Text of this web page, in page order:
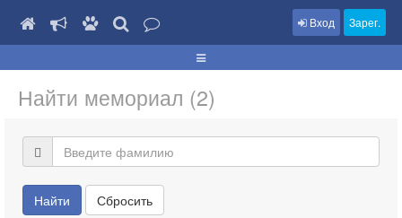
Вход Зарег.
Найти мемориал (2)
Найти Сбросить